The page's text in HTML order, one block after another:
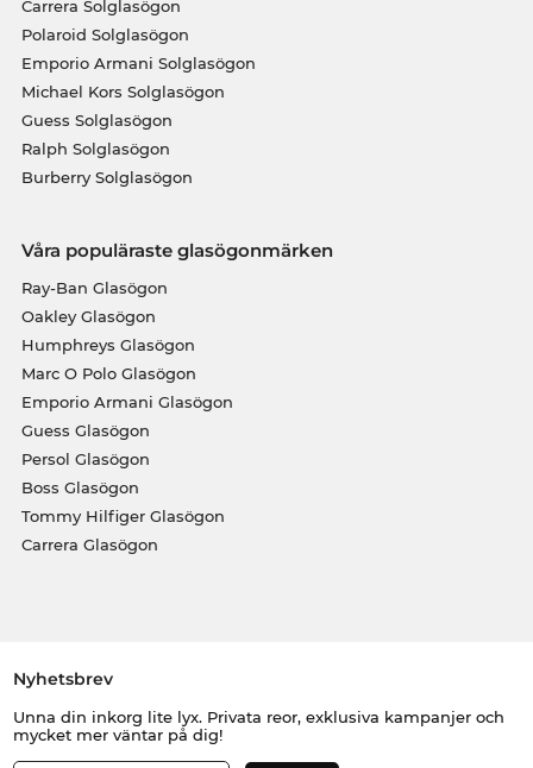
Carrera Solglasögon
Polaroid Solglasögon
Emporio Armani Solglasögon
Michael Kors Solglasögon
Guess Solglasögon
Ralph Solglasögon
Burberry Solglasögon
Våra populäraste glasögonmärken
Ray-Ban Glasögon
Oakley Glasögon
Humphreys Glasögon
Marc O Polo Glasögon
Emporio Armani Glasögon
Guess Glasögon
Persol Glasögon
Boss Glasögon
Tommy Hilfiger Glasögon
Carrera Glasögon
Nyhetsbrev
Unna din inkorg lite lyx. Privata reor, exklusiva kampanjer och
mycket mer väntar på dig!